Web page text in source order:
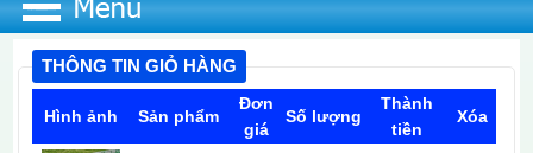
THÔNG TIN GIỎ HÀNG
Hình ảnh Sản phẩm
Đơn
giá
Số lượng
Thành
tiền
Xóa